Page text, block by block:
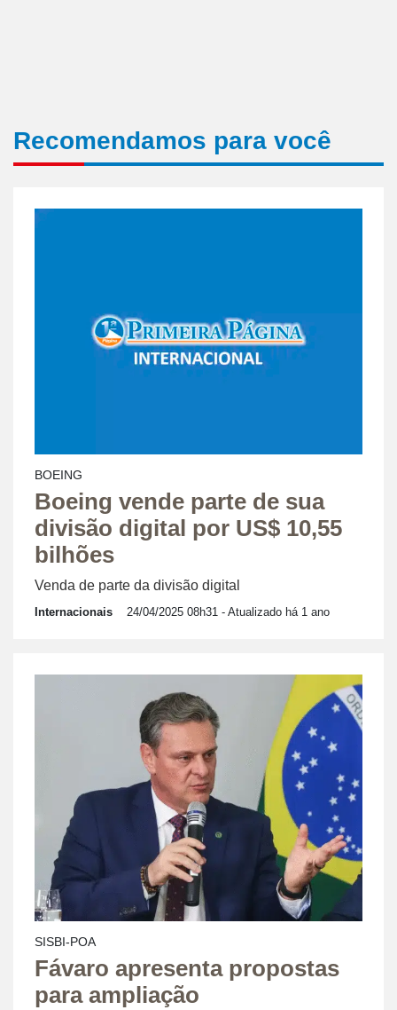
Recomendamos para você
BOEING
Boeing vende parte de sua
divisão digital por US$ 10,55
bilhões
Venda de parte da divisão digital
Internacionais 24/04/2025 08h31 - Atualizado há 1 ano
SISBI-POA
Fávaro apresenta propostas
para ampliação